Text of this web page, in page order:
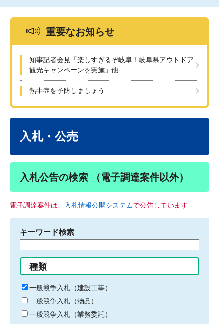
重要なお知らせ
知事記者会見「楽しすぎるぞ岐阜！岐阜県アウトドア
観光キャンペーンを実施」他
熱中症を予防しましょう
入札・公売
入札公告の検索 （電子調達案件以外）
電子調達案件は、 入札情報公開システムで公告しています
キーワード検索
る
キ
ー
ワ
ー
種類
一般競争入札（建設工事）
一般競争入札（物品）
一般競争入札（業務委託）